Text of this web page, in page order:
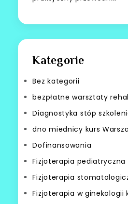
Kategorie
Bez kategorii
bezpłatne warsztaty
Diagnostyka stóp
dno miednicy kurs
Dofinansowania
Fizjoterapia pediatryczna
Fizjoterapia
Fizjoterapia w ginekologii